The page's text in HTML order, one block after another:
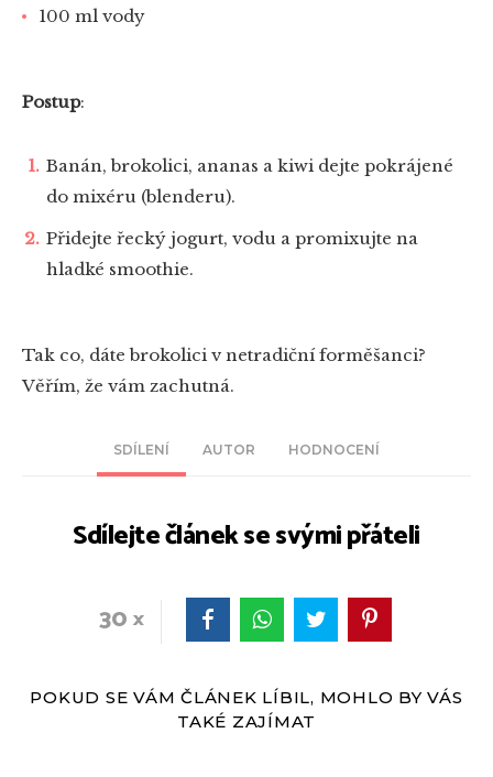
SDÍLENÍ AUTOR HODNOCENÍ
Sdílejte článek se svými přáteli
30
100 ml vody
Postup:
Banán, brokolici, ananas a kiwi dejte pokrájené
do mixéru (blenderu).
Přidejte řecký jogurt, vodu a promixujte na
hladké smoothie.
Tak co, dáte brokolici v netradiční forměšanci?
Věřím, že vám zachutná.
POKUD SE VÁM ČLÁNEK LÍBIL, MOHLO BY VÁS
TAKÉ ZAJÍMAT